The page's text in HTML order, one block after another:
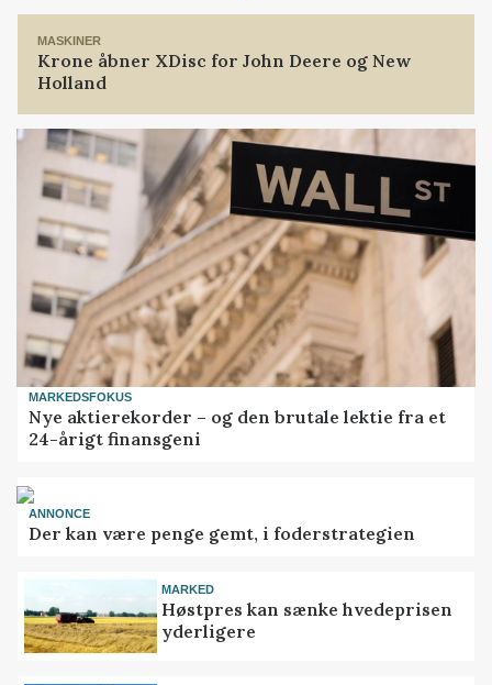
MASKINER
Krone åbner XDisc for John Deere og New
Holland
MARKEDSFOKUS
Nye aktierekorder – og den brutale lektie fra et
24-årigt finansgeni
ANNONCE
Der kan være penge gemt, i foderstrategien
MARKED
Høstpres kan sænke hvedeprisen
yderligere